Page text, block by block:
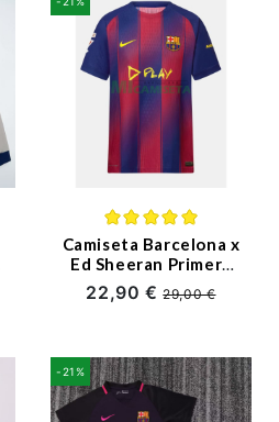
Camiseta Barcelona x
Ed Sheeran Primera
Equipación
2025/2026 Azul/Rojo
22,90 €29,00 €
-21%